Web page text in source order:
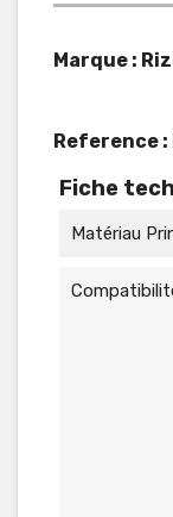
Marque :
Reference :
Fiche
Matériau